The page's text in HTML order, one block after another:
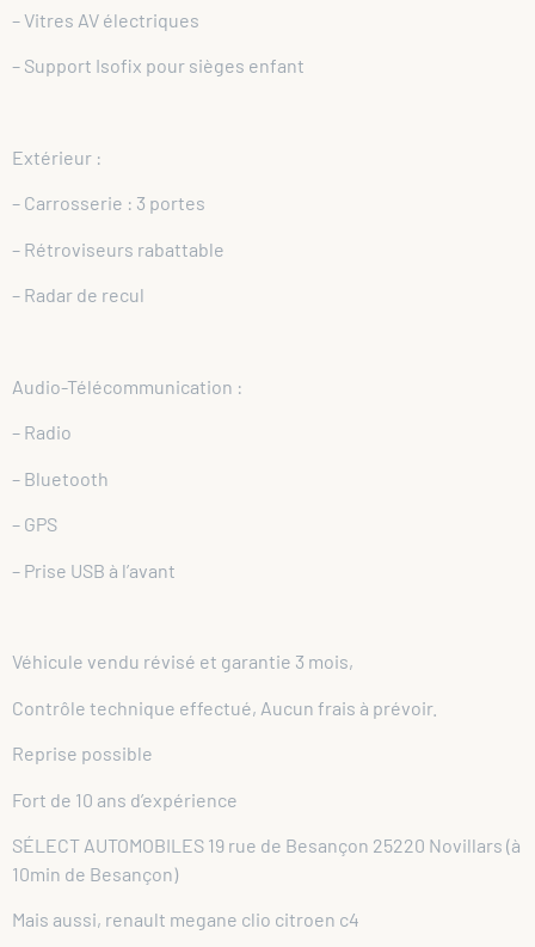
– Vitres AV électriques
– Support Isofix pour sièges enfant
Extérieur :
– Carrosserie : 3 portes
– Rétroviseurs rabattable
– Radar de recul
Audio-Télécommunication :
– Radio
– Bluetooth
– GPS
– Prise USB à l’avant
Véhicule vendu révisé et garantie 3 mois,
Contrôle technique effectué, Aucun frais à prévoir.
Reprise possible
Fort de 10 ans d’expérience
SÉLECT AUTOMOBILES 19 rue de Besançon 25220 Novillars (à
10min de Besançon)
Mais aussi, renault megane clio citroen c4